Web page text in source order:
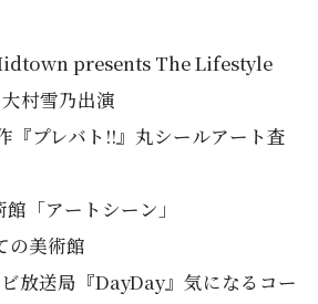
presents The Lifestyle
村雪乃出演
『プレバト!!』丸シールアート査
「アートシーン」
の美術館
放送局『DayDay』気になるコー